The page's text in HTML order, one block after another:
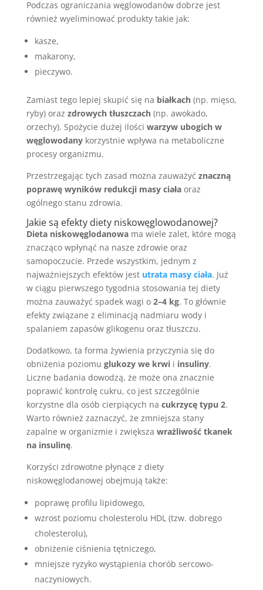
Podczas ograniczania węglowodanów dobrze jest
również wyeliminować produkty takie jak:
kasze,
makarony,
pieczywo.
Zamiast tego lepiej skupić się na białkach(np. mięso,
ryby) oraz zdrowych tłuszczach(np. awokado,
orzechy). Spożycie dużej ilości warzyw ubogich w
węglowodanykorzystnie wpływa na metaboliczne
procesy organizmu.
Przestrzegając tych zasad można zauważyć znaczną
poprawę wyników redukcji masy ciałaoraz
ogólnego stanu zdrowia.
Jakie są efekty diety niskowęglowodanowej?
Dieta niskowęglodanowama wiele zalet, które mogą
znacząco wpłynąć na nasze zdrowie oraz
samopoczucie. Przede wszystkim, jednym z
najważniejszych efektów jest utrata masy ciała. Już
w ciągu pierwszego tygodnia stosowania tej diety
można zauważyć spadek wagi o 2–4 kg. To głównie
efekty związane z eliminacją nadmiaru wody i
spalaniem zapasów glikogenu oraz tłuszczu.
Dodatkowo, ta forma żywienia przyczynia się do
obniżenia poziomu glukozy we krwii insuliny.
Liczne badania dowodzą, że może ona znacznie
poprawić kontrolę cukru, co jest szczególnie
korzystne dla osób cierpiących na cukrzycę typu 2.
Warto również zaznaczyć, że zmniejsza stany
zapalne w organizmie i zwiększa wrażliwość tkanek
na insulinę.
Korzyści zdrowotne płynące z diety
niskowęglodanowej obejmują także:
poprawę profilu lipidowego,
wzrost poziomu cholesterolu HDL (tzw. dobrego
cholesterolu),
obniżenie ciśnienia tętniczego,
mniejsze ryzyko wystąpienia chorób sercowo-
naczyniowych.